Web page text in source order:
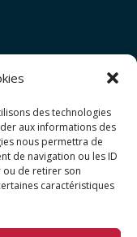
des technologies
aux informations des
nous permettra de
de navigation ou les ID
ou de retirer son
caractéristiques